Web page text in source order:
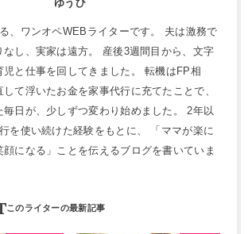
ゆうひ
、ワンオペWEBライターです。 夫は激務で
なし、実家は遠方。 産後3週間目から、文字
児と仕事を回してきました。 転機はFP相
て浮いたお金を家事代行に充てたことで、
毎日が、少しずつ変わり始めました。 2年以
を使い続けた経験をもとに、 「ママが楽に
顔になる」ことを伝えるブログを書いていま